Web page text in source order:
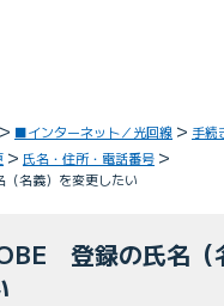
■インターネット／光回線
手続
氏名・住所・電話番号
名義）を変更したい
登録の氏名（